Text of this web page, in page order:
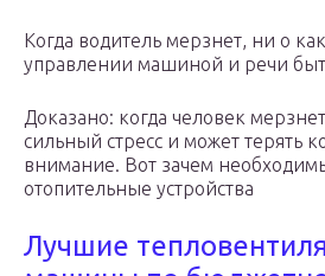
Когда водитель мерзнет, ни о
управлении машиной и речи
Доказано: когда человек
сильный стресс и может терять
внимание. Вот зачем
отопительные устройства
Лучшие